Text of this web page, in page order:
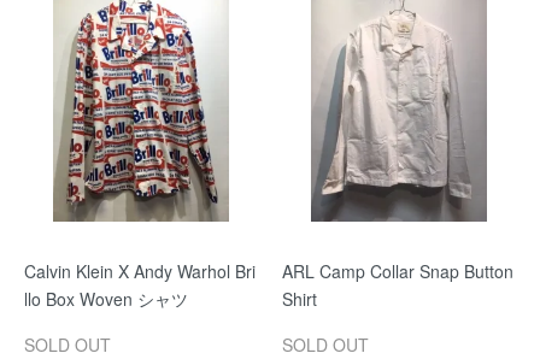
Calvin Klein X Andy Warhol Bri
llo Box Woven シャツ
SOLD OUT
ARL Camp Collar Snap Button
Shirt
SOLD OUT